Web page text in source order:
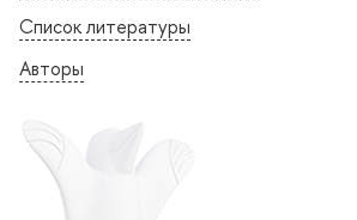
Список литературы
Авторы